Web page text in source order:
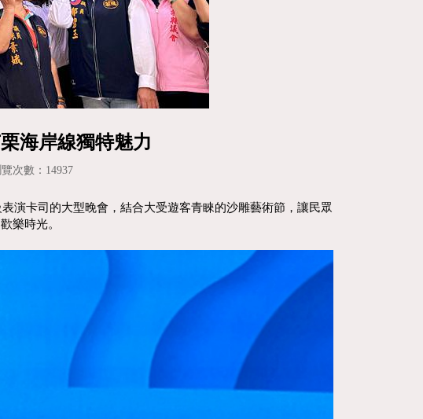
海岸線獨特魅力
次數：14937
演卡司的大型晚會，結合大受遊客青睞的沙雕藝術節，讓民眾
樂時光。